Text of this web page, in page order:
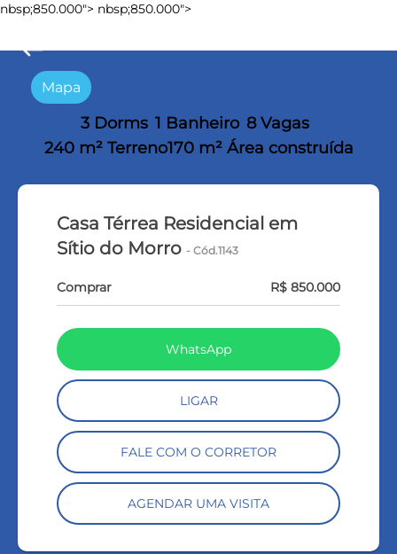
nbsp;850.000"> nbsp;850.000">
keyboard_backspace
Mapa
3 Dorms 1 Banheiro 8 Vagas
240 m² Terreno170 m² Área construída
Casa Térrea Residencial em
Sítio do Morro- Cód.1143
Comprar R$ 850.000
WhatsApp
LIGAR
FALE COM O CORRETOR
AGENDAR UMA VISITA